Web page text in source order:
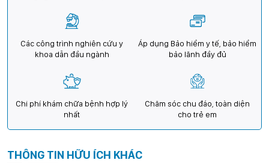
Các công trình nghiên cứu y
khoa dẫn đầu ngành
Áp dụng Bảo hiểm y tế, bảo hiểm
bảo lãnh đầy đủ
Chi phí khám chữa bệnh hợp lý
nhất
Chăm sóc chu đáo, toàn diện
cho trẻ em
THÔNG TIN HỮU ÍCH KHÁC